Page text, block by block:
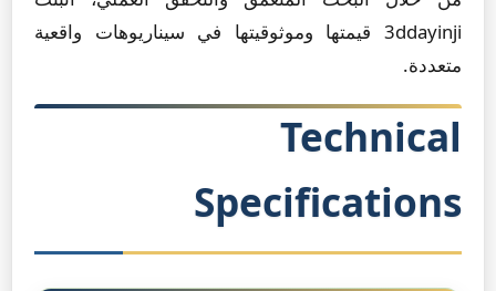
3ddayinji قيمتها وموثوقيتها في سيناريوهات واقعية
متعددة.
Technical
Specifications